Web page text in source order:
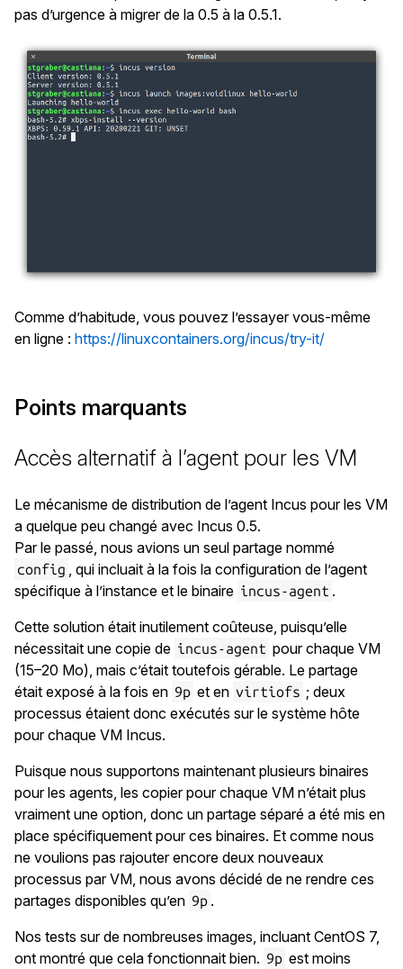
pas d’urgence à migrer de la 0.5 à la 0.5.1.
Comme d’habitude, vous pouvez l’essayer vous-même
en ligne : https://linuxcontainers.org/incus/try-it/
Points marquants
Accès alternatif à l’agent pour les VM
Le mécanisme de distribution de l’agent Incus pour les VM
a quelque peu changé avec Incus 0.5.
Par le passé, nous avions un seul partage nommé
config , qui incluait à la fois la configuration de l’agent
spécifique à l’instance et le binaire incus-agent .
Cette solution était inutilement coûteuse, puisqu’elle
nécessitait une copie de incus-agent pour chaque VM
(15–20 Mo), mais c’était toutefois gérable. Le partage
était exposé à la fois en 9p et en virtiofs ; deux
processus étaient donc exécutés sur le système hôte
pour chaque VM Incus.
Puisque nous supportons maintenant plusieurs binaires
pour les agents, les copier pour chaque VM n’était plus
vraiment une option, donc un partage séparé a été mis en
place spécifiquement pour ces binaires. Et comme nous
ne voulions pas rajouter encore deux nouveaux
processus par VM, nous avons décidé de ne rendre ces
partages disponibles qu’en 9p .
Nos tests sur de nombreuses images, incluant CentOS 7,
ont montré que cela fonctionnait bien. 9p est moins